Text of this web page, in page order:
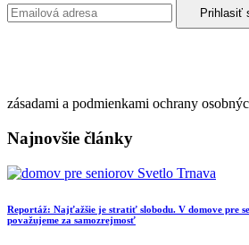
zásadami a podmienkami ochrany
Najnovšie články
Reportáž: Najťažšie je stratiť slobodu. V domove pre
považujeme za samozrejmosť